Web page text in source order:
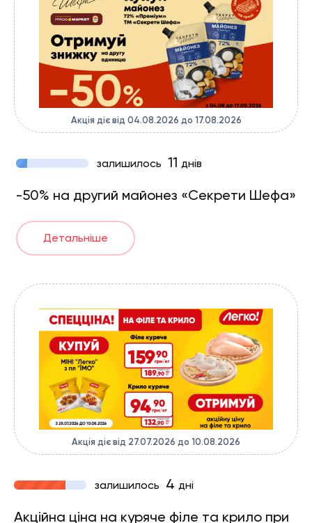
Акція діє від 04.08.2026 до 17.08.2026
залишилось 11 днів
-50% на другий майонез «Секрети Шефа»
Детальніше
Акція діє від 27.07.2026 до 10.08.2026
залишилось 4 дні
Акційна ціна на куряче філе та крило при